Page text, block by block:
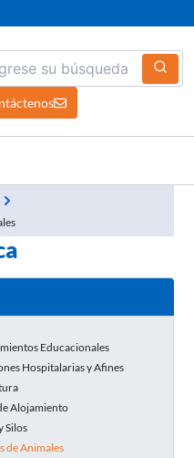
Educacionales
Hospitalarias y Afines
Alojamiento
Silos
de Animales